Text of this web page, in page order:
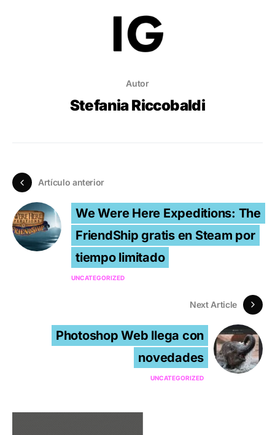
Autor
Stefania Riccobaldi
Artículo anterior
We Were Here Expeditions: The
FriendShip gratis en Steam por
tiempo limitado
UNCATEGORIZED
Next Article
Photoshop Web llega con
novedades
UNCATEGORIZED